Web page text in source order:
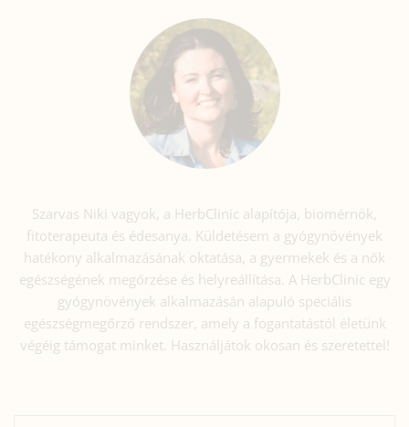
Szarvas Niki vagyok, a HerbClinic alapítója, biomérnök,
fitoterapeuta és édesanya. Küldetésem a gyógynövények
hatékony alkalmazásának oktatása, a gyermekek és a nők
egészségének megőrzése és helyreállítása. A HerbClinic egy
gyógynövények alkalmazásán alapuló speciális
egészségmegőrző rendszer, amely a fogantatástól életünk
végéig támogat minket. Használjátok okosan és szeretettel!